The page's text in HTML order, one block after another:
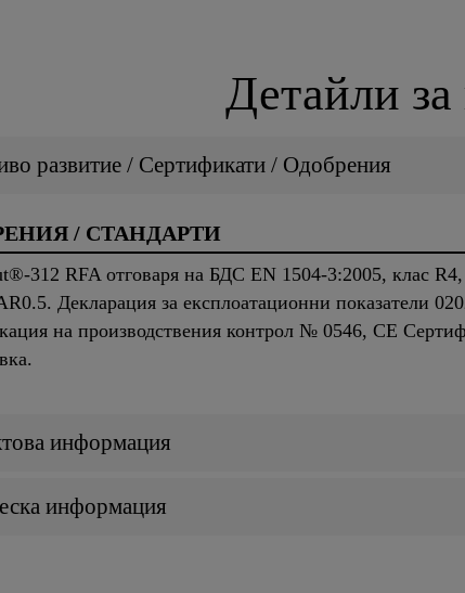
Детайли за
развитие / Сертификати / Одобрения
/ СТАНДАРТИ
312 RFA отговаря на БДС EN 1504-3:2005, клас
Декларация за експлоатационни показатели
на производствения контрол № 0546, СЕ
информация
информация